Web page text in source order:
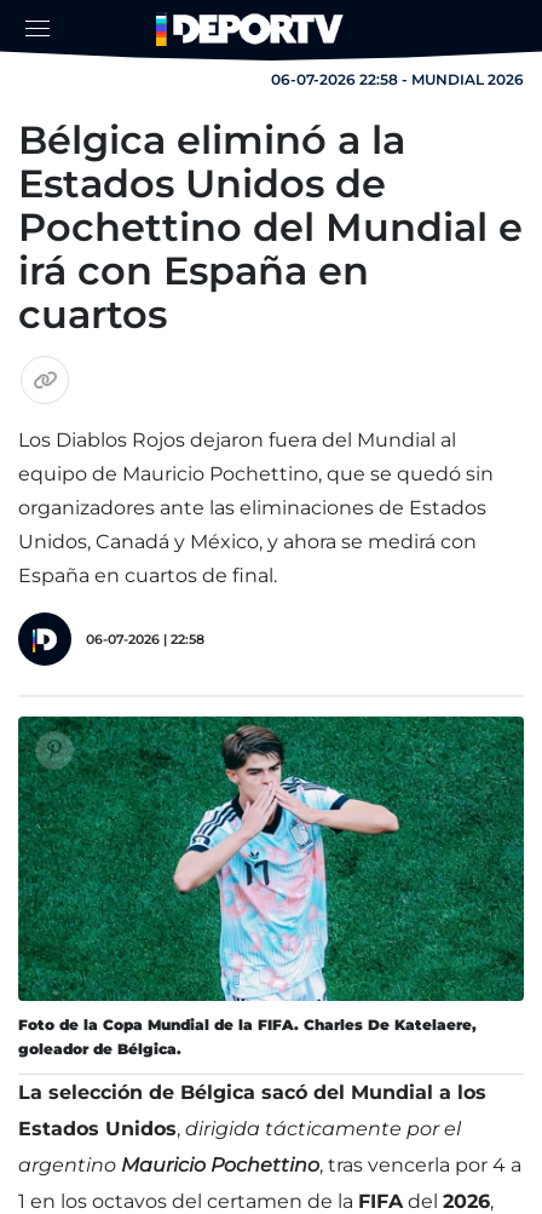
06-07-2026 22:58 - MUNDIAL 2026
Bélgica eliminó a la
Estados Unidos de
Pochettino del Mundial e
irá con España en
cuartos
Los Diablos Rojos dejaron fuera del Mundial al
equipo de Mauricio Pochettino, que se quedó sin
organizadores ante las eliminaciones de Estados
Unidos, Canadá y México, y ahora se medirá con
España en cuartos de final.
06-07-2026 | 22:58
Foto de la Copa Mundial de la FIFA. Charles De Katelaere,
goleador de Bélgica.
La selección de Bélgica sacó del Mundial a los
Estados Unidos, dirigida tácticamente por el
argentino Mauricio Pochettino, tras vencerla por 4 a
1 en los octavos del certamen de la FIFAdel 2026,